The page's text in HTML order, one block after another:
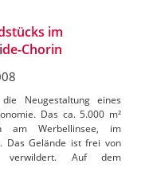
im
Chorin
Neugestaltung eines
Das ca. 5.000 m²
am Werbellinsee, im
Das Gelände ist frei von
verwildert. Auf dem